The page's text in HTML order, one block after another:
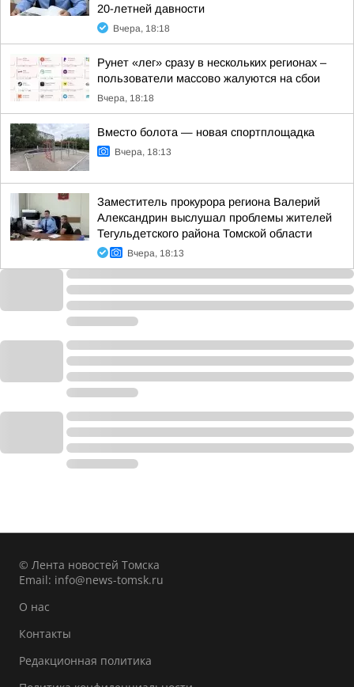
20-летней давности
Вчера, 18:18
Рунет «лег» сразу в нескольких регионах –
пользователи массово жалуются на сбои
Вчера, 18:18
Вместо болота — новая спортплощадка
Вчера, 18:13
Заместитель прокурора региона Валерий
Александрин выслушал проблемы жителей
Тегульдетского района Томской области
Вчера, 18:13
© Лента новостей Томска
Email: info@news-tomsk.ru
О нас
Контакты
Редакционная политика